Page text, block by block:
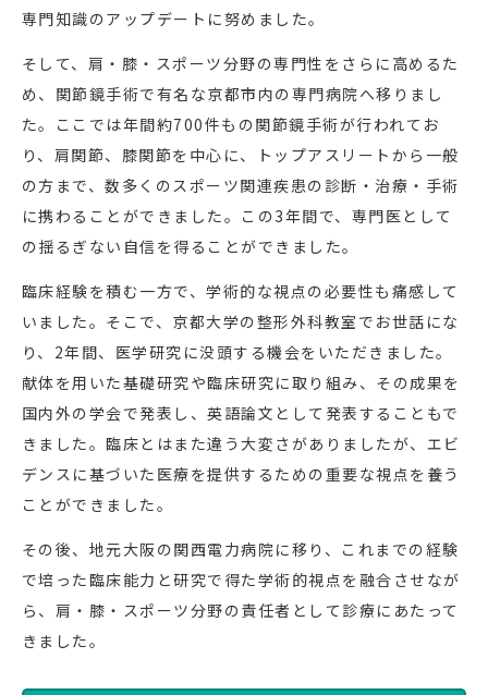
専門知識のアップデートに努めました。
そして、肩・膝・スポーツ分野の専門性をさらに高めるた
め、関節鏡手術で有名な京都市内の専門病院へ移りまし
た。ここでは年間約700件もの関節鏡手術が行われてお
り、肩関節、膝関節を中心に、トップアスリートから一般
の方まで、数多くのスポーツ関連疾患の診断・治療・手術
に携わることができました。この3年間で、専門医として
の揺るぎない自信を得ることができました。
臨床経験を積む一方で、学術的な視点の必要性も痛感して
いました。そこで、京都大学の整形外科教室でお世話にな
り、2年間、医学研究に没頭する機会をいただきました。
献体を用いた基礎研究や臨床研究に取り組み、その成果を
国内外の学会で発表し、英語論文として発表することもで
きました。臨床とはまた違う大変さがありましたが、エビ
デンスに基づいた医療を提供するための重要な視点を養う
ことができました。
その後、地元大阪の関西電力病院に移り、これまでの経験
で培った臨床能力と研究で得た学術的視点を融合させなが
ら、肩・膝・スポーツ分野の責任者として診療にあたって
きました。